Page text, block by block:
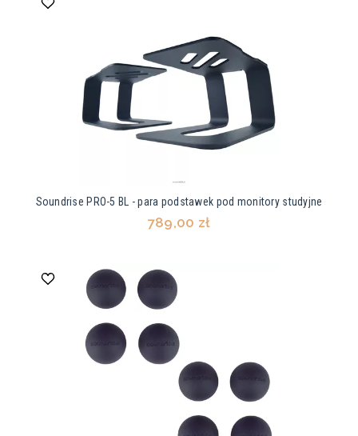
Soundrise PRO-5 BL - para podstawek pod monitory studyjne
789,00 zł